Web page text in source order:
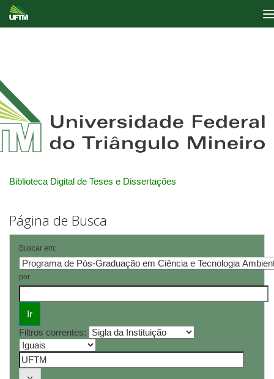
Biblioteca Digital de Teses e Dissertações
Página de Busca
Buscar em:
por
Filtros correntes: